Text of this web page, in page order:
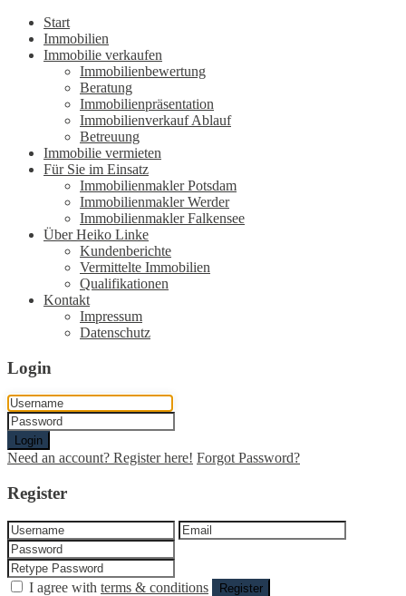
Start
Immobilien
Immobilie verkaufen
Immobilienbewertung
Beratung
Immobilienpräsentation
Immobilienverkauf Ablauf
Betreuung
Immobilie vermieten
Für Sie im Einsatz
Immobilienmakler Potsdam
Immobilienmakler Werder
Immobilienmakler Falkensee
Über Heiko Linke
Kundenberichte
Vermittelte Immobilien
Qualifikationen
Kontakt
Impressum
Datenschutz
Login
Login
Need an account? Register here! Forgot Password?
Register
I agree with terms & conditions Register